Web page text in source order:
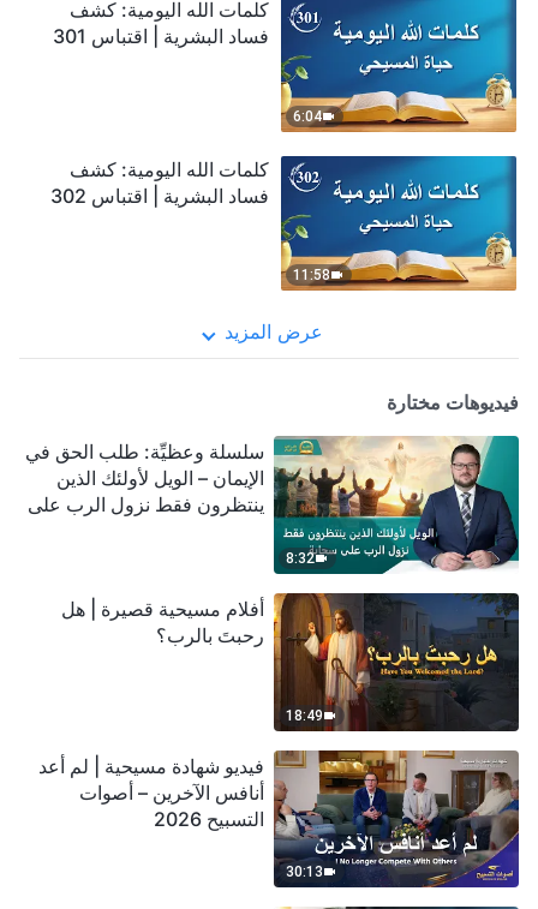
6:04
كلمات الله اليومية: كشف
فساد البشرية | اقتباس 301
11:58
كلمات الله اليومية: كشف
فساد البشرية | اقتباس 302
عرض المزيد
فيديوهات مختارة
8:32
سلسلة وعظيِّة: طلب الحق في
الإيمان – الويل لأولئك الذين
ينتظرون فقط نزول الرب على
18:49
أفلام مسيحية قصيرة | هل
رحبتَ بالرب؟
30:13
فيديو شهادة مسيحية | لم أعد
أنافس الآخرين – أصوات
التسبيح 2026